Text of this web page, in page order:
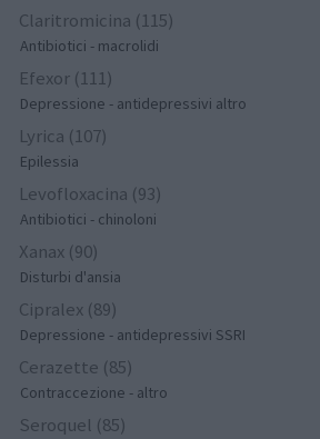
Claritromicina (115)
Antibiotici - macrolidi
Efexor (111)
Depressione - antidepressivi altro
Lyrica (107)
Epilessia
Levofloxacina (93)
Antibiotici - chinoloni
Xanax (90)
Disturbi d'ansia
Cipralex (89)
Depressione - antidepressivi SSRI
Cerazette (85)
Contraccezione - altro
Seroquel (85)